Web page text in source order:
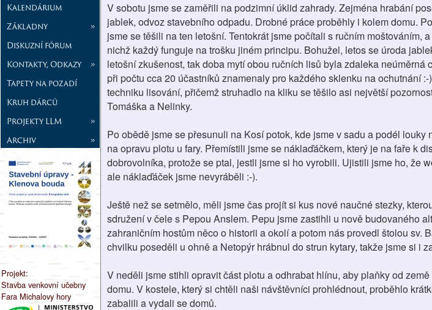
Kalendárium
Základny
»
Diskuzní fórum
Kontakty, Odkazy
»
Tapety na pozadí
Kruh dárců
Projekty LLM
»
Archiv
»
Projekt:
Stavba venkovní učebny
Fara Michalovy hory
V sobotu jsme se zaměřili na podzimní úklid zahrady. Zejména hrabání
jablek, odvoz stavebního odpadu. Drobné práce proběhly i kolem domu.
jsme se těšili na ten letošní. Tentokrát jsme počítali s ručním moštováním,
nichž každý funguje na trošku jiném principu. Bohužel, letos se úroda
letošní zkušenost, tak doba mytí obou ručních lisů byla zdaleka neúměrná
při počtu cca 20 účastníků znamenaly pro každého sklenku na ochutnání
techniku lisování, přičemž struhadlo na kliku se těšilo asi největší
Tomáška a Nelinky.
Po obědě jsme se přesunuli na Kosí potok, kde jsme v sadu a podél
na opravu plotu u fary. Přemístili jsme se náklaďáčkem, který je na faře k
dobrovolníka, protože se ptal, jestli jsme si ho vyrobili. Ujistili jsme ho, že
ale náklaďáček jsme nevyráběli :-).
Ještě než se setmělo, měli jsme čas projít si kus nové naučné stezky,
sdružení v čele s Pepou Anslem. Pepu jsme zastihli u nově budovaného
zahraničním hostům něco o historii a okolí a potom nás provedl štolou sv.
chvilku poseděli u ohně a Netopýr hrábnul do strun kytary, takže jsme si i
V neděli jsme stihli opravit část plotu a odhrabat hlínu, aby plaňky od
domu. V kostele, který si chtěli naši návštěvníci prohlédnout, proběhlo
zabalili a vydali se domů.